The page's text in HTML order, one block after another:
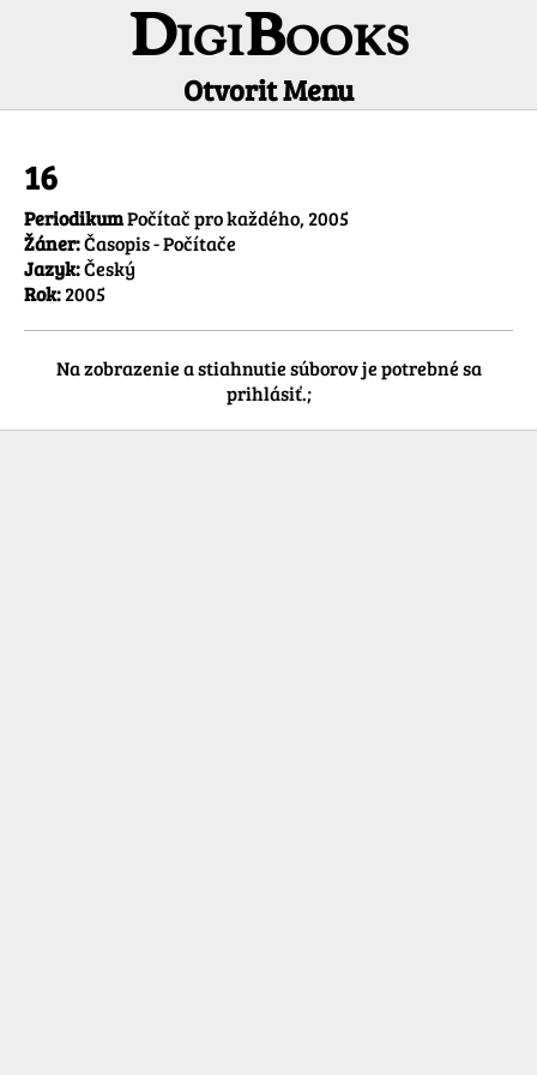
DigiBooks
Otvorit Menu
16
PeriodikumPočítač pro každého, 2005
Žáner:Časopis - Počítače
Jazyk:Český
Rok:2005
Na zobrazenie a stiahnutie súborov je potrebné sa
prihlásiť.;